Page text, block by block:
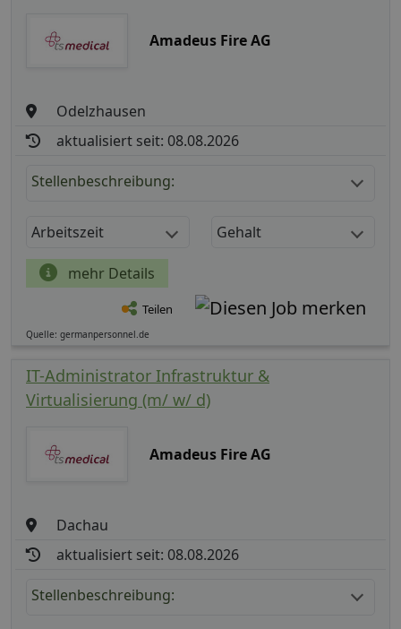
Amadeus Fire AG
Odelzhausen
aktualisiert seit: 08.08.2026
Stellenbeschreibung:
Arbeitszeit Gehalt
mehr Details
Teilen
Quelle: germanpersonnel.de
IT-Administrator Infrastruktur &
Virtualisierung (m/ w/ d)
Amadeus Fire AG
Dachau
aktualisiert seit: 08.08.2026
Stellenbeschreibung: